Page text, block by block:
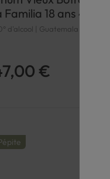
Familia 18 ans 40°
d'alcool | Guatemala | Rhum
€